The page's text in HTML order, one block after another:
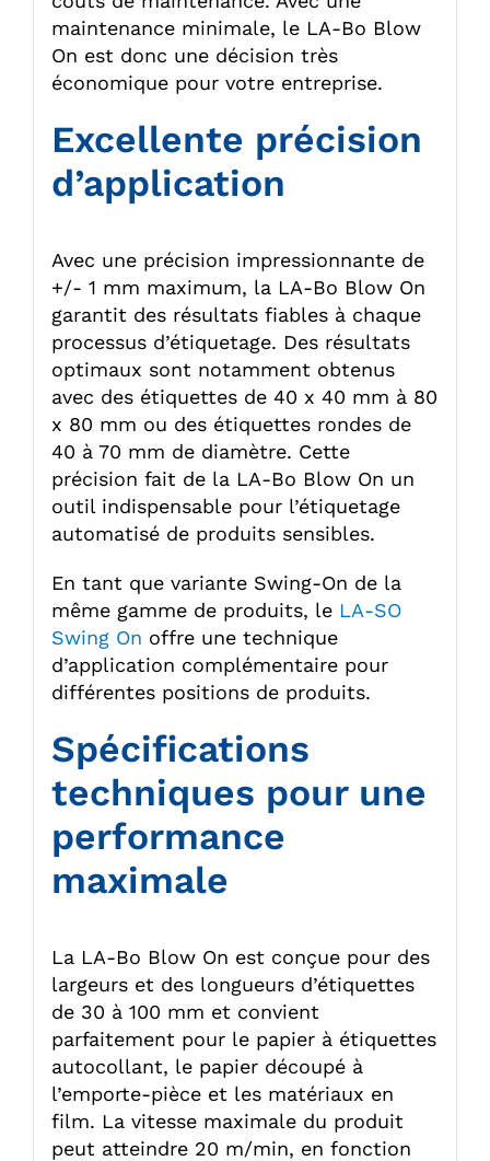
maintenance minimale, le LA-Bo Blow
On est donc une décision très
économique pour votre entreprise.
Excellente précision
d’application
Avec une précision impressionnante de
+/- 1 mm maximum, la LA-Bo Blow On
garantit des résultats fiables à chaque
processus d’étiquetage. Des résultats
optimaux sont notamment obtenus
avec des étiquettes de 40 x 40 mm à 80
x 80 mm ou des étiquettes rondes de
40 à 70 mm de diamètre. Cette
précision fait de la LA-Bo Blow On un
outil indispensable pour l’étiquetage
automatisé de produits sensibles.
En tant que variante Swing-On de la
même gamme de produits, le LA-SO
Swing On offre une technique
d’application complémentaire pour
différentes positions de produits.
Spécifications
techniques pour une
performance
maximale
La LA-Bo Blow On est conçue pour des
largeurs et des longueurs d’étiquettes
de 30 à 100 mm et convient
parfaitement pour le papier à étiquettes
autocollant, le papier découpé à
l’emporte-pièce et les matériaux en
film. La vitesse maximale du produit
peut atteindre 20 m/min, en fonction